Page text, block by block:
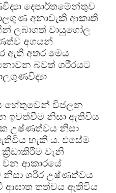
දෙපාර්තමේන්තුව
අනාවැකි ආකෘති
ලබාගත් වායුගෝල
අගයන්
ඇති අතර මෙය
බවත් ශරීරයට
හේතුවෙන් විජලන
ඉවත්වීම නිසා ඇතිවිය
උෂ්ණත්වය නිසා
හැකි ය. එසේම
වැනි
ආකාරයේ
නිසා ශරීර උෂ්ණත්වය
ආඝාත තත්වය ඇතිවිය